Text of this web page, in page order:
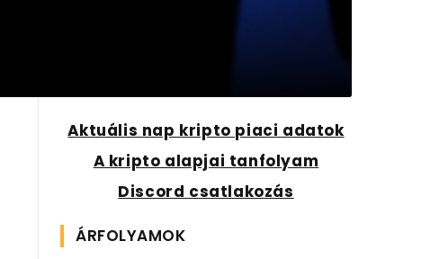
Aktuális nap kripto piaci adatok
A kripto alapjai tanfolyam
Discord csatlakozás
ÁRFOLYAMOK